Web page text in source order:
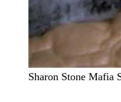
Sharon Stone Mafia